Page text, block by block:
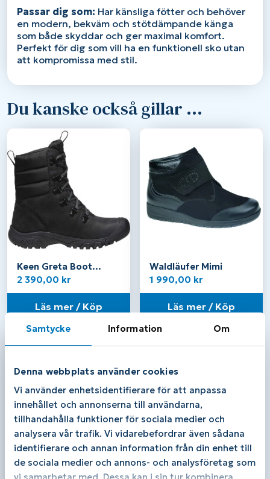
Samtycke Information Om
Denna webbplats använder cookies
Vi använder enhetsidentifierare för att anpassa
innehållet och annonserna till användarna,
tillhandahålla funktioner för sociala medier och
analysera vår trafik. Vi vidarebefordrar även sådana
identifierare och annan information från din enhet till
de sociala medier och annons- och analysföretag som
Passar dig som: Har känsliga fötter och behöver
en modern, bekväm och stötdämpande känga
som både skyddar och ger maximal komfort.
Perfekt för dig som vill ha en funktionell sko utan
att kompromissa med stil.
Du kanske också gillar …
Keen Greta Boot
Waterproof – Dam
2 390,00 kr
Läs mer / Köp
Waldläufer Mimi
1 990,00 kr
Läs mer / Köp
Klaveness Frida 19643